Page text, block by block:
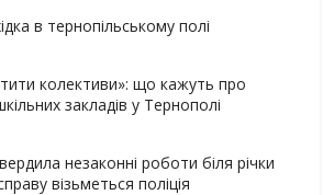
в тернопільському полі
колективи»: що кажуть про
закладів у Тернополі
незаконні роботи біля річки
візьметься поліція